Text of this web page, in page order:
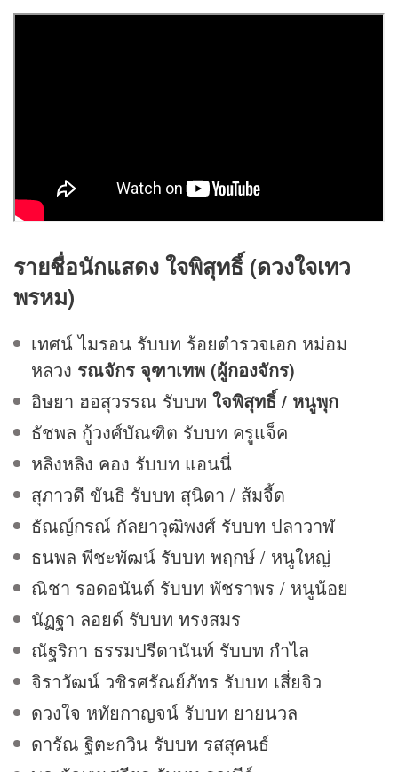
รายชื่อนักแสดง ใจพิสุทธิ์ (ดวงใจเทว
พรหม)
เทศน์ ไมรอน รับบท ร้อยตำรวจเอก หม่อม
หลวง รณจักร จุฑาเทพ (ผู้กองจักร)
อิษยา ฮอสุวรรณ รับบท ใจพิสุทธิ์ / หนูพุก
ธัชพล กู้วงศ์บัณฑิต รับบท ครูแจ็ค
หลิงหลิง คอง รับบท แอนนี่
สุภาวดี ขันธิ รับบท สุนิดา / ส้มจี้ด
ธัณญ์กรณ์ กัลยาวุฒิพงศ์ รับบท ปลาวาฬ
ธนพล พีชะพัฒน์ รับบท พฤกษ์ / หนูใหญ่
ณิชา รอดอนันต์ รับบท พัชราพร / หนูน้อย
นัฏฐา ลอยด์ รับบท ทรงสมร
ณัฐริกา ธรรมปรีดานันท์ รับบท กำไล
จิราวัฒน์ วชิรศรัณย์ภัทร รับบท เสี่ยจิว
ดวงใจ หทัยกาญจน์ รับบท ยายนวล
ดารัณ ฐิตะกวิน รับบท รสสุคนธ์